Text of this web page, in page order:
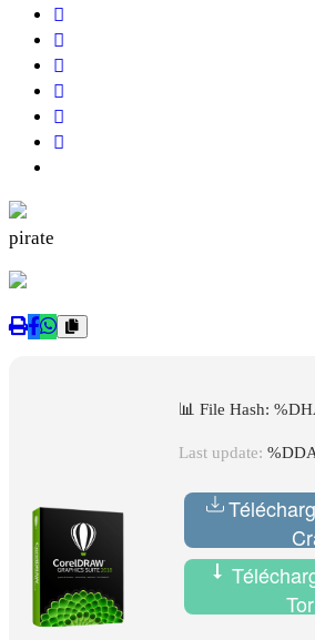
pirate
📊 File Hash:
Last update: